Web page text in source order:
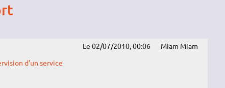
d'un service
Le 02/07/2010, 00:06 Miam Miam